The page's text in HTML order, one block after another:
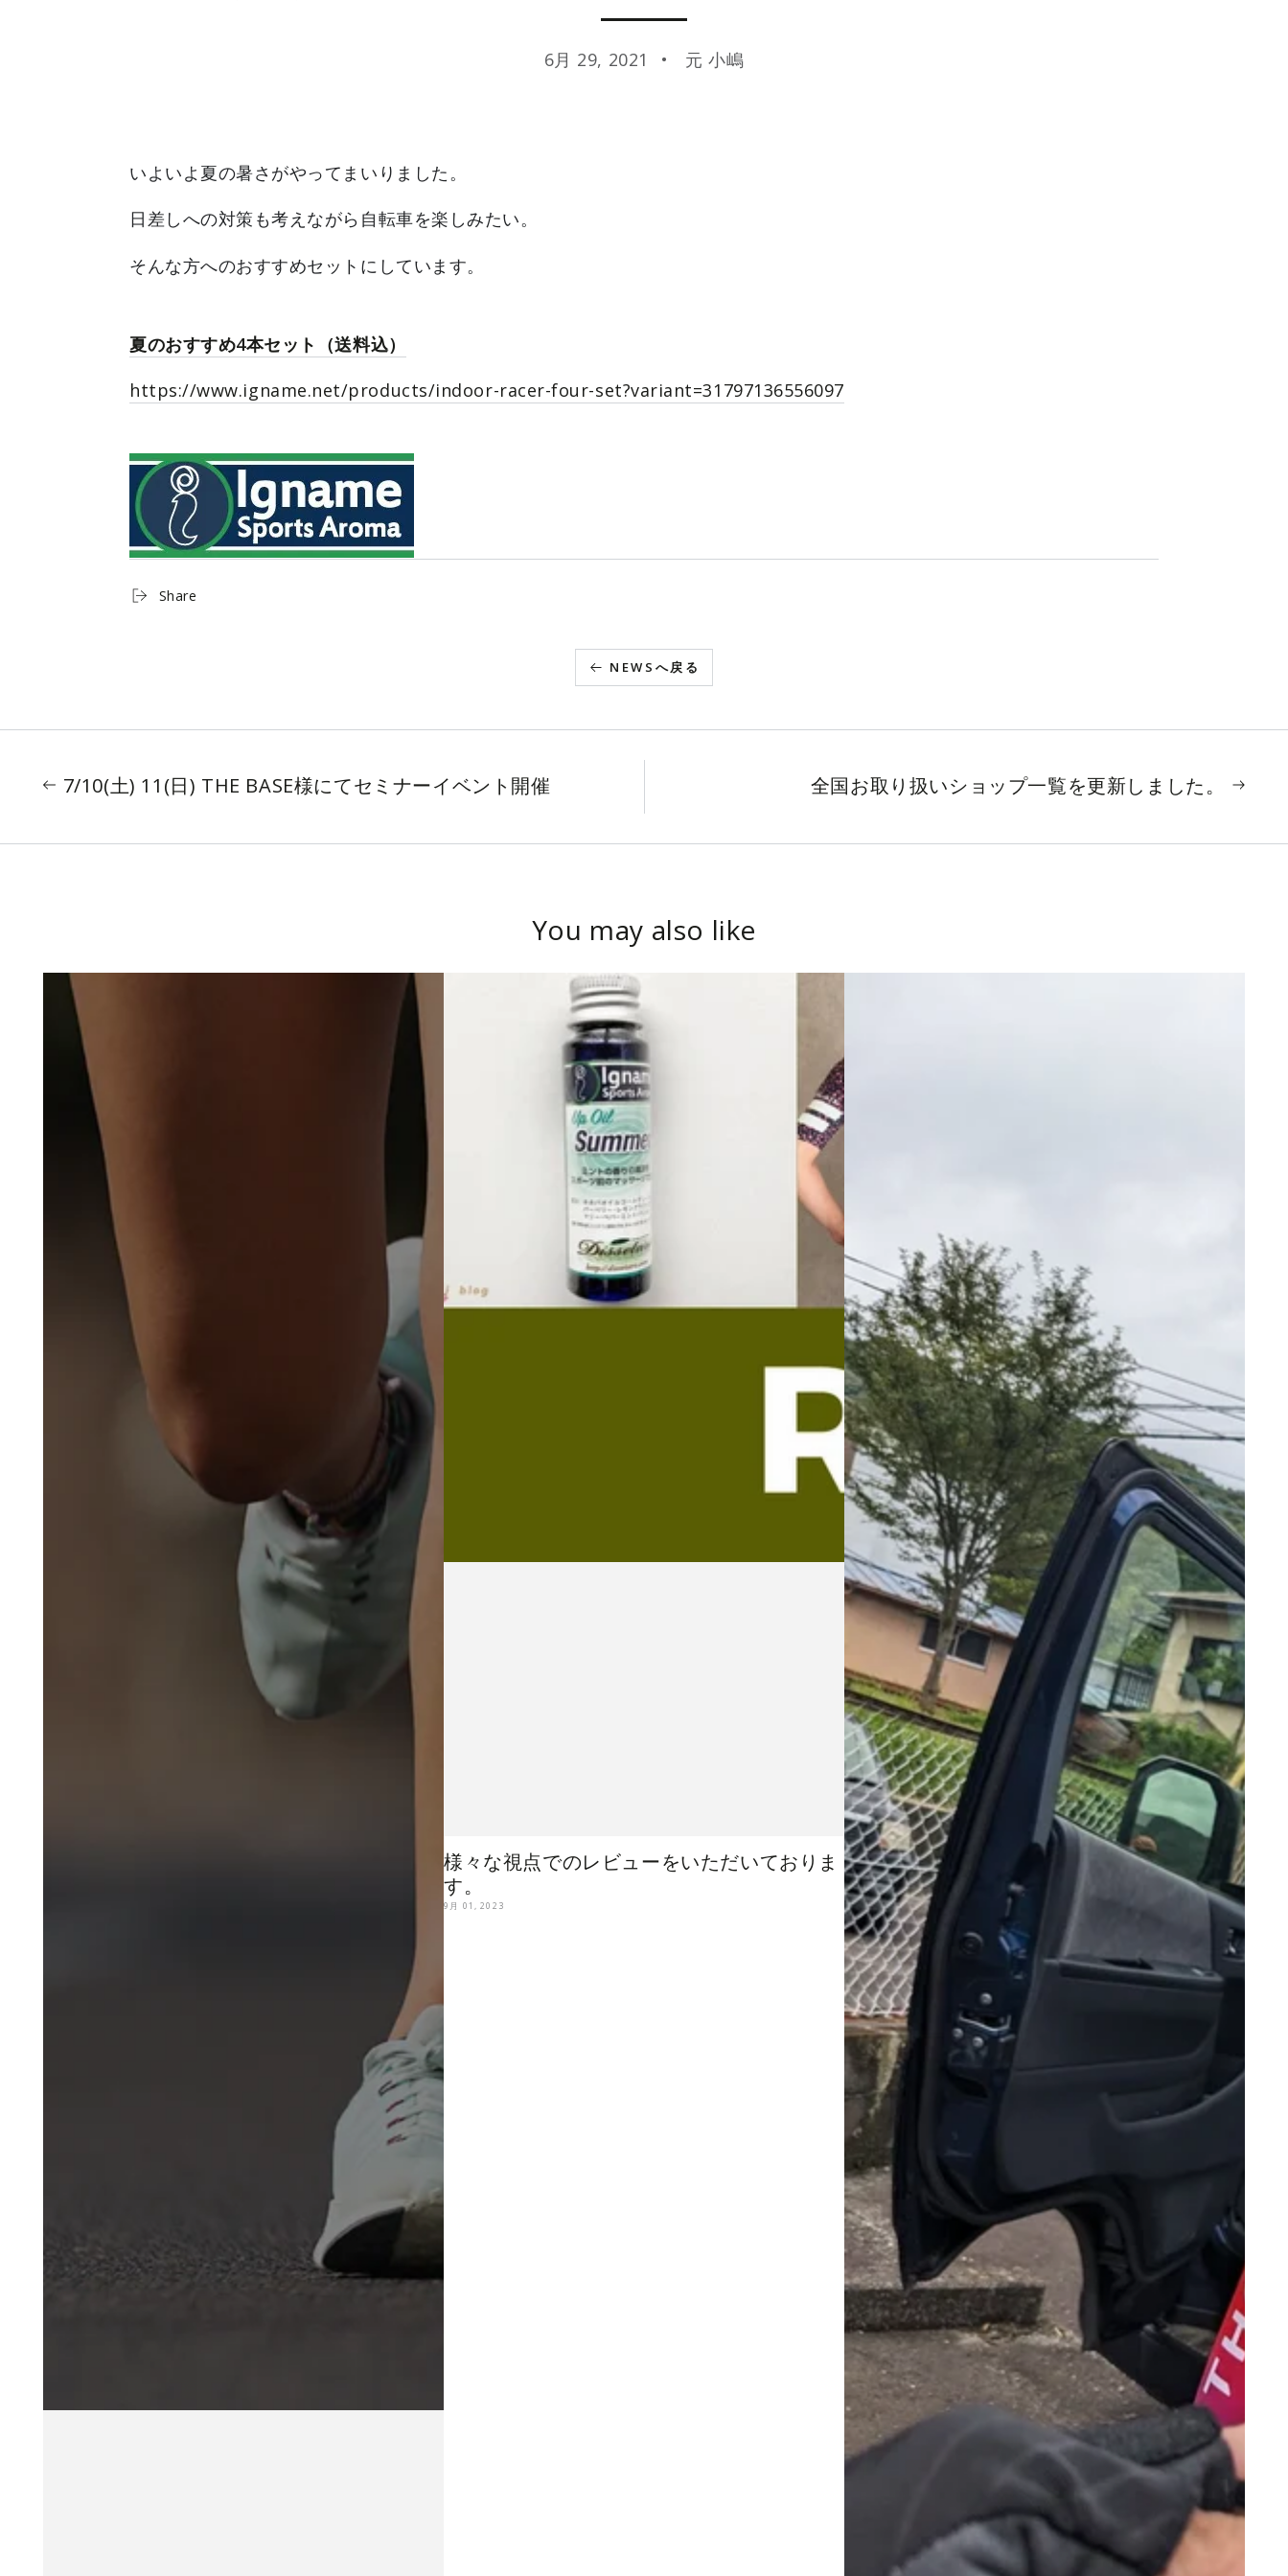
6月 29, 2021 元 小嶋
いよいよ夏の暑さがやってまいりました。
日差しへの対策も考えながら自転車を楽しみたい。
そんな方へのおすすめセットにしています。
夏のおすすめ4本セット（送料込）
https://www.igname.net/products/indoor-racer-four-set?variant=31797136556097
Share
NEWSへ戻る
7/10(土) 11(日) THE BASE様にてセミナーイベント開催 全国お取り扱いショップ一覧を更新しました。
You may also like
様々な視点でのレビューをいただいておりま
す。
9月 01, 2023